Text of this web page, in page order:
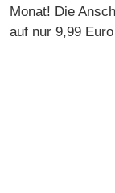
Monat! Die
auf nur 9,99